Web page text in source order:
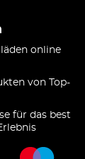
online
von Top-
für das best